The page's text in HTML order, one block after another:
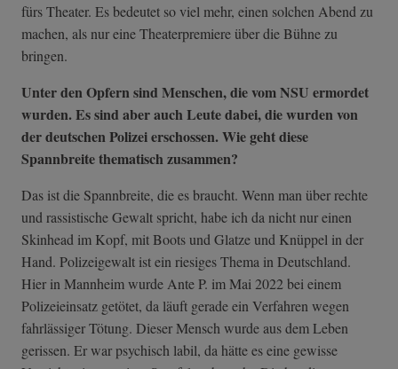
fürs Theater. Es bedeutet so viel mehr, einen solchen Abend zu
machen, als nur eine Theaterpremiere über die Bühne zu
bringen.
Unter den Opfern sind Menschen, die vom NSU ermordet
wurden. Es sind aber auch Leute dabei, die wurden von
der deutschen Polizei erschossen. Wie geht diese
Spannbreite thematisch zusammen?
Das ist die Spannbreite, die es braucht. Wenn man über rechte
und rassistische Gewalt spricht, habe ich da nicht nur einen
Skinhead im Kopf, mit Boots und Glatze und Knüppel in der
Hand. Polizeigewalt ist ein riesiges Thema in Deutschland.
Hier in Mannheim wurde Ante P. im Mai 2022 bei einem
Polizeieinsatz getötet, da läuft gerade ein Verfahren wegen
fahrlässiger Tötung. Dieser Mensch wurde aus dem Leben
gerissen. Er war psychisch labil, da hätte es eine gewisse